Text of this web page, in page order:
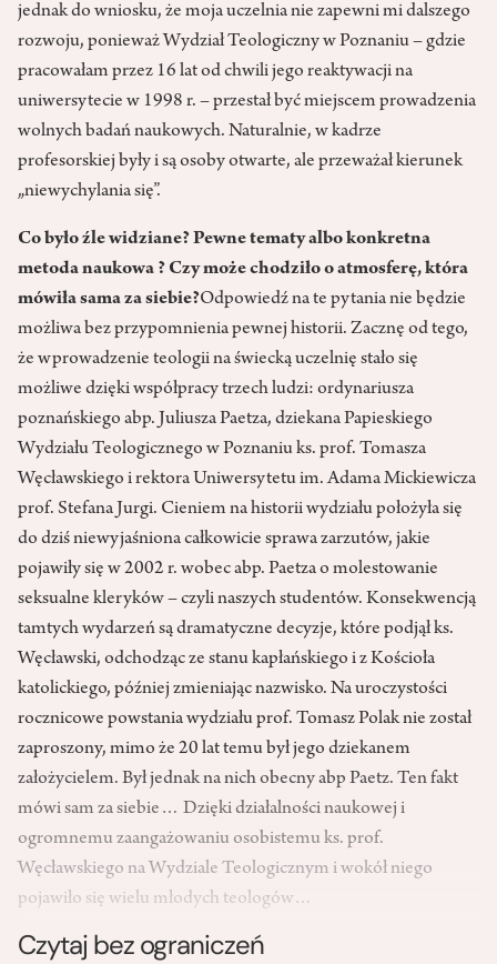
jednak do wniosku, że moja uczelnia nie zapewni mi dalszego
rozwoju, ponieważ Wydział Teologiczny w Poznaniu – gdzie
pracowałam przez 16 lat od chwili jego reaktywacji na
uniwersytecie w 1998 r. – przestał być miejscem prowadzenia
wolnych badań naukowych. Naturalnie, w kadrze
profesorskiej były i są osoby otwarte, ale przeważał kierunek
„niewychylania się”.
Co było źle widziane? Pewne tematy albo konkretna
metoda naukowa ? Czy może chodziło o atmosferę, która
mówiła sama za siebie?Odpowiedź na te pytania nie będzie
możliwa bez przypomnienia pewnej historii. Zacznę od tego,
że wprowadzenie teologii na świecką uczelnię stało się
możliwe dzięki współpracy trzech ludzi: ordynariusza
poznańskiego abp. Juliusza Paetza, dziekana Papieskiego
Wydziału Teologicznego w Poznaniu ks. prof. Tomasza
Węcławskiego i rektora Uniwersytetu im. Adama Mickiewicza
prof. Stefana Jurgi. Cieniem na historii wydziału położyła się
do dziś niewyjaśniona całkowicie sprawa zarzutów, jakie
pojawiły się w 2002 r. wobec abp. Paetza o molestowanie
seksualne kleryków – czyli naszych studentów. Konsekwencją
tamtych wydarzeń są dramatyczne decyzje, które podjął ks.
Węcławski, odchodząc ze stanu kapłańskiego i z Kościoła
katolickiego, później zmieniając nazwisko. Na uroczystości
rocznicowe powstania wydziału prof. Tomasz Polak nie został
zaproszony, mimo że 20 lat temu był jego dziekanem
założycielem. Był jednak na nich obecny abp Paetz. Ten fakt
mówi sam za siebie… Dzięki działalności naukowej i
ogromnemu zaangażowaniu osobistemu ks. prof.
Węcławskiego na Wydziale Teologicznym i wokół niego
pojawiło się wielu młodych teologów…
Czytaj bez ograniczeń